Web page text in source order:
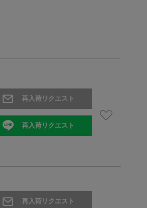
再入荷リクエスト
再入荷リクエスト
再入荷リクエスト